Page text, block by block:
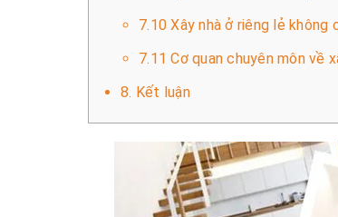
7.10 Xây nhà ở riêng lẻ
7.11 Cơ quan chuyên môn về
8. Kết luận